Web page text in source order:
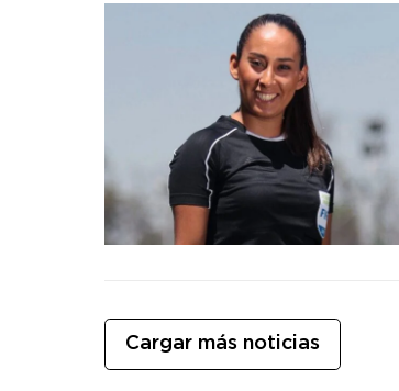
Cargar más noticias